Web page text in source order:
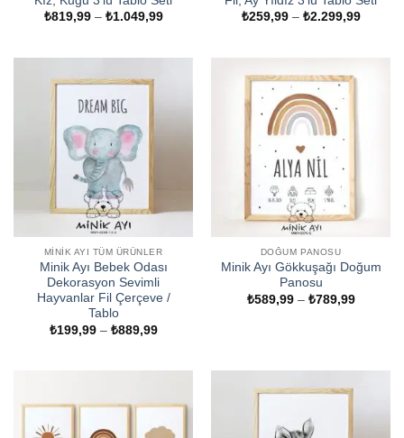
₺819,99 – ₺1.049,99Fiyat
₺259,99 – ₺2.299,99Fiyat
MINIK AYI TÜM ÜRÜNLER
Minik Ayı Bebek Odası
Dekorasyon Sevimli
Hayvanlar Fil Çerçeve /
Tablo
₺199,99 – ₺889,99Fiyat
DOĞUM PANOSU
Minik Ayı Gökkuşağı Doğum
Panosu
₺589,99 – ₺789,99Fiyat